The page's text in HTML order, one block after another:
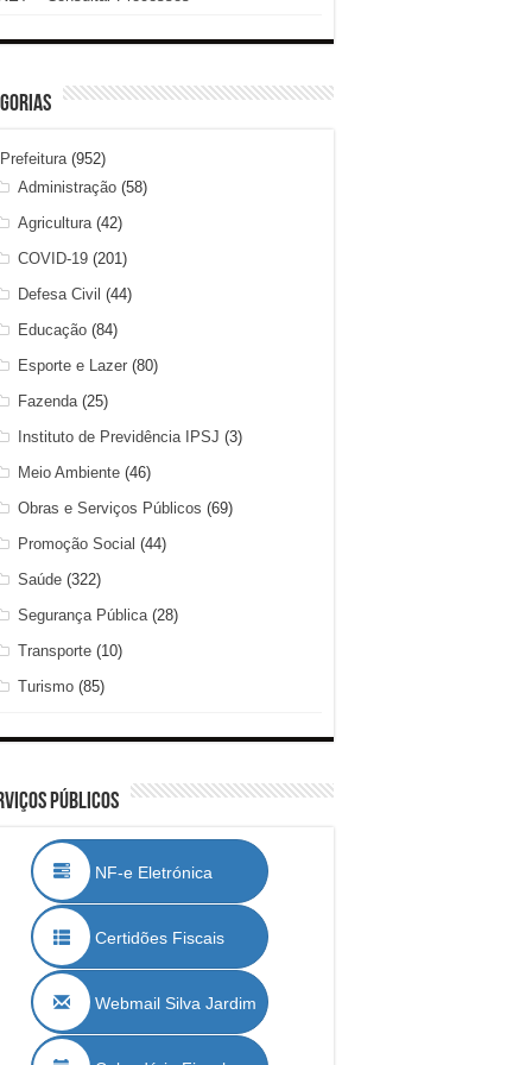
Prefeitura(952)
Administração(58)
Agricultura(42)
COVID-19(201)
Defesa Civil (44)
Educação(84)
Esporte e Lazer(80)
Fazenda(25)
Instituto de Previdência IPSJ (3)
Meio Ambiente(46)
Obras e Serviços Públicos (69)
Promoção Social (44)
Saúde(322)
Segurança Pública(28)
Transporte(10)
Turismo(85)
Públicos
NF-e Eletrónica
Certidões Fiscais
Webmail Silva Jardim